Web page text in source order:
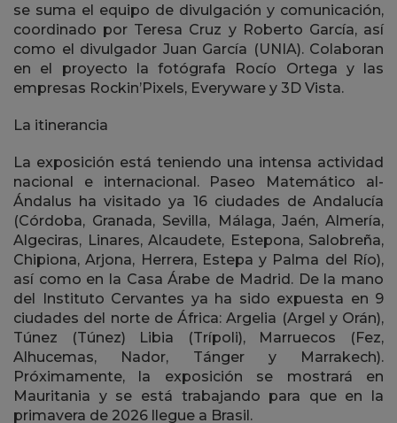
se suma el equipo de divulgación y comunicación,
coordinado por Teresa Cruz y Roberto García, así
como el divulgador Juan García (UNIA). Colaboran
en el proyecto la fotógrafa Rocío Ortega y las
empresas Rockin’Pixels, Everyware y 3D Vista.
La itinerancia
La exposición está teniendo una intensa actividad
nacional e internacional. Paseo Matemático al-
Ándalus ha visitado ya 16 ciudades de Andalucía
(Córdoba, Granada, Sevilla, Málaga, Jaén, Almería,
Algeciras, Linares, Alcaudete, Estepona, Salobreña,
Chipiona, Arjona, Herrera, Estepa y Palma del Río),
así como en la Casa Árabe de Madrid. De la mano
del Instituto Cervantes ya ha sido expuesta en 9
ciudades del norte de África: Argelia (Argel y Orán),
Túnez (Túnez) Libia (Trípoli), Marruecos (Fez,
Alhucemas, Nador, Tánger y Marrakech).
Próximamente, la exposición se mostrará en
Mauritania y se está trabajando para que en la
primavera de 2026 llegue a Brasil.